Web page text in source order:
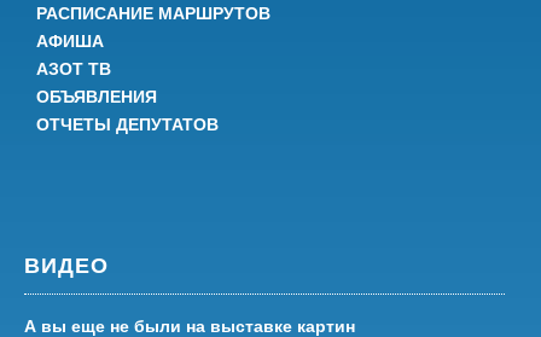
РАСПИСАНИЕ МАРШРУТОВ
АФИША
АЗОТ ТВ
ОБЪЯВЛЕНИЯ
ОТЧЕТЫ ДЕПУТАТОВ
ВИДЕО
А вы еще не были на выставке картин